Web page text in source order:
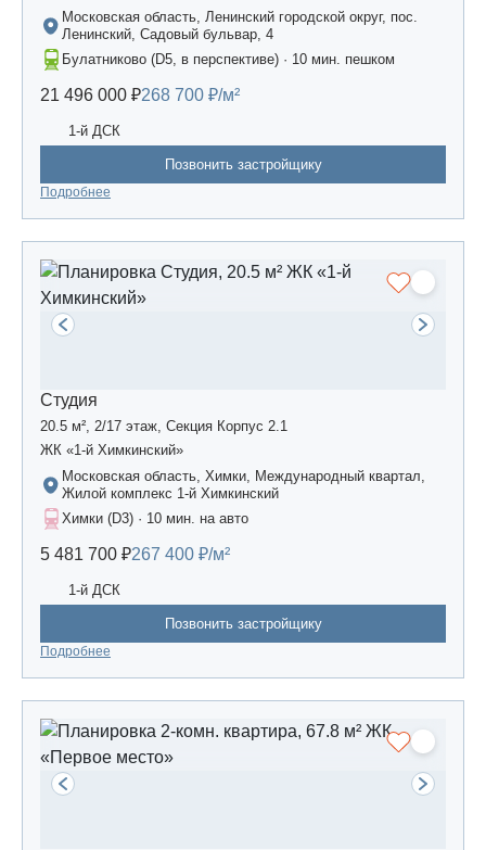
Московская область, Ленинский городской округ, пос.
Ленинский, Садовый бульвар, 4
Булатниково (D5, в перспективе) · 10 мин. пешком
21 496 000 ₽268 700 ₽/м²
1-й ДСК
Позвонить застройщику
Подробнее
Студия
20.5 м², 2/17 этаж, Секция Корпус 2.1
ЖК «1-й Химкинский»
Московская область, Химки, Международный квартал,
Жилой комплекс 1-й Химкинский
Химки (D3) · 10 мин. на авто
5 481 700 ₽267 400 ₽/м²
1-й ДСК
Позвонить застройщику
Подробнее